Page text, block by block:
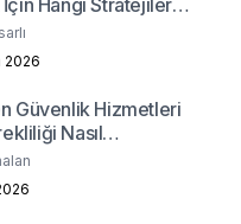
Hangi Stratejiler
2026
Güvenlik Hizmetleri
Nasıl